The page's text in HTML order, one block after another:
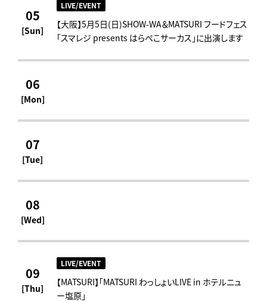
05
[Sun]
LIVE/EVENT
【大阪】5月5日(日)SHOW-WA＆MATSURI フードフェス
「スマレジ presents はらぺこサーカス」に出演します
06
[Mon]
07
[Tue]
08
[Wed]
09
[Thu]
LIVE/EVENT
【MATSURI】「MATSURI わっしょいLIVE in ホテルニュ
ー塩原」